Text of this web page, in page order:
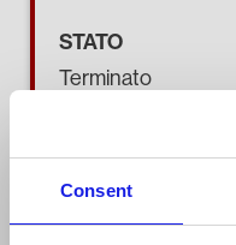
Consent
STATO
Terminato